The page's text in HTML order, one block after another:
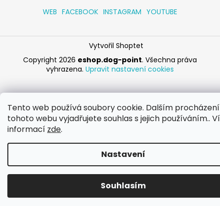
Tento web používá soubory cookie. Dalším
tohoto webu vyjadřujete souhlas s jejich používáním..
informací zde.
Nastavení
Souhlasím
WEB FACEBOOK INSTAGRAM YOUTUBE
Vytvořil Shoptet
Copyright 2026 eshop.dog-point. Všechna práva
vyhrazena. Upravit nastavení cookies